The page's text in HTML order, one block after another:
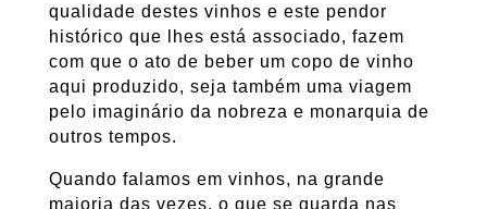
qualidade destes vinhos e este pendor
histórico que lhes está associado, fazem
com que o ato de beber um copo de vinho
aqui produzido, seja também uma viagem
pelo imaginário da nobreza e monarquia de
outros tempos.
Quando falamos em vinhos, na grande
maioria das vezes, o que se guarda nas